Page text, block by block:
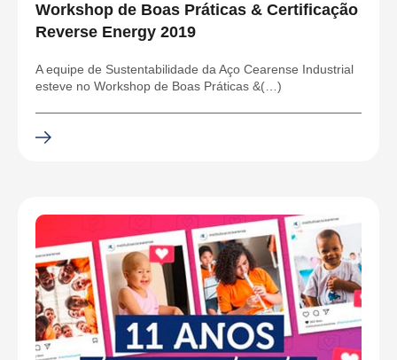
Workshop de Boas Práticas & Certificação
Reverse Energy 2019
A equipe de Sustentabilidade da Aço Cearense Industrial
esteve no Workshop de Boas Práticas &(…)